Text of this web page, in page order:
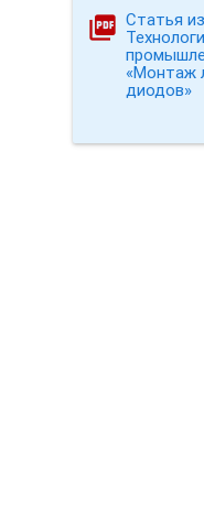
Статья
«Монтаж
диодов»